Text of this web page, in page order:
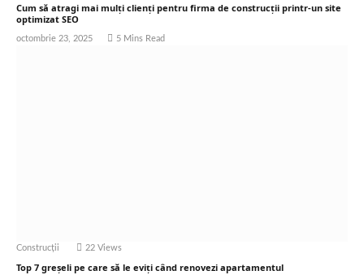
Cum să atragi mai mulți clienți pentru firma de construcții printr-un site
optimizat SEO
octombrie 23, 2025 5 Mins Read
Construcții 22 Views
Top 7 greșeli pe care să le eviți când renovezi apartamentul